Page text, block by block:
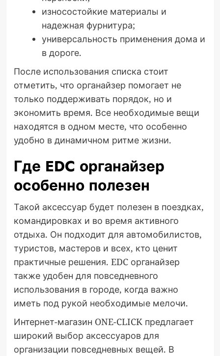
износостойкие материалы и
надежная фурнитура;
универсальность применения дома и
в дороге.
После использования списка стоит
отметить, что органайзер помогает не
только поддерживать порядок, но и
экономить время. Все необходимые вещи
находятся в одном месте, что особенно
удобно в динамичном ритме жизни.
Где EDC органайзер
особенно полезен
Такой аксессуар будет полезен в поездках,
командировках и во время активного
отдыха. Он подходит для автомобилистов,
туристов, мастеров и всех, кто ценит
практичные решения. EDC органайзер
также удобен для повседневного
использования в городе, когда важно
иметь под рукой необходимые мелочи.
Интернет-магазин ONE-CLICK предлагает
широкий выбор аксессуаров для
организации повседневных вещей. В